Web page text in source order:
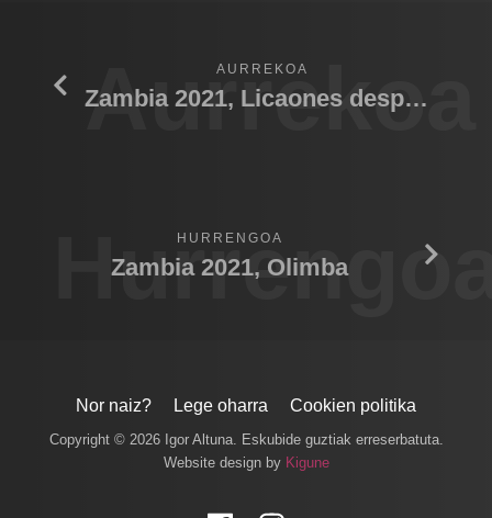
Aurrekoa
AURREKOA
Zambia 2021, Licaones despertar
HURRENGOA
Zambia 2021, Olimba
Nor naiz? Lege oharra Cookien politika
Copyright © 2026 Igor Altuna. Eskubide guztiak erreserbatuta.
Website design by Kigune